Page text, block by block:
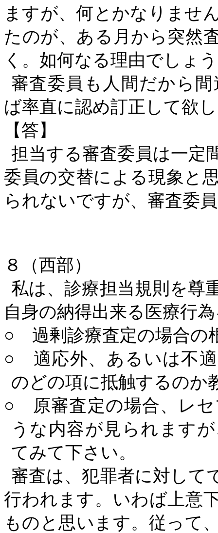
ますが、何とかなりませ
たのが、ある月から突然
く。如何なる理由でしょ
審査委員も人間だから
ば率直に認め訂正して欲
【答】
担当する審査委員は一定
委員の交替による現象と
られないですが、審査委
８（西部）
私は、診療担当規則を尊
自身の納得出来る医療行
○ 過剰診療査定の場合の
○ 適応外、あるいは不適
のどの項に抵触するのか
○ 原審査定の場合、レセ
うな内容が見られます
てみて下さい。
審査は、犯罪者に対して
行われます。いわば上意
ものと思います。従って